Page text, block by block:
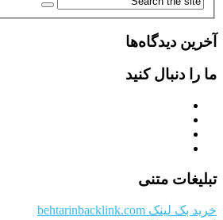
آخرین دیدگاه‌ها
ما را دنبال کنید
تبلیغات متنی
خرید بک لینک behtarinbacklink.com